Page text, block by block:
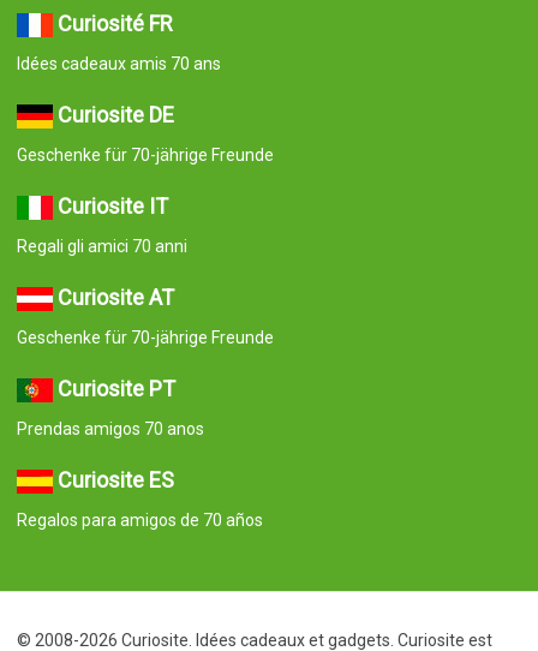
Curiosité FR
Idées cadeaux amis 70 ans
Curiosite DE
Geschenke für 70-jährige Freunde
Curiosite IT
Regali gli amici 70 anni
Curiosite AT
Geschenke für 70-jährige Freunde
Curiosite PT
Prendas amigos 70 anos
Curiosite ES
Regalos para amigos de 70 años
© 2008-2026 Curiosite. Idées cadeaux et gadgets. Curiosite est